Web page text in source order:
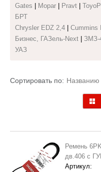
Контакты
Gates
Mopar Pravt
БРТ
Chrysler EDZ 2,4
Cummins
Бизнес, ГАЗель-Next
ЗМЗ-
УАЗ
Сортировать по: Названию
Ремень
дв.406 с
Артикул: